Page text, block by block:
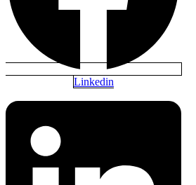
Linkedin